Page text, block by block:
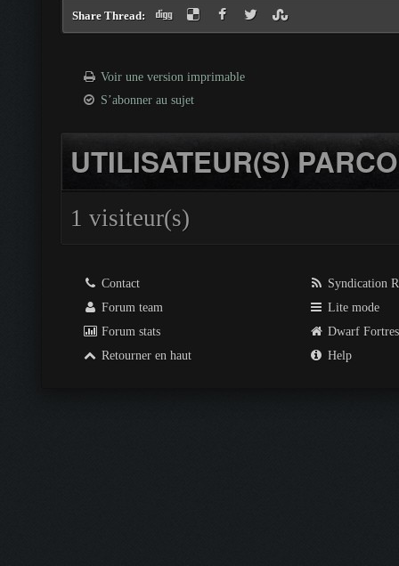
Share Thread:
Voir une version imprimable
S’abonner au sujet
UTILISATEUR(S)
1 visiteur(s)
Contact
Forum team
Forum stats
Retourner en haut
Syndication
Lite mode
Dwarf
Help